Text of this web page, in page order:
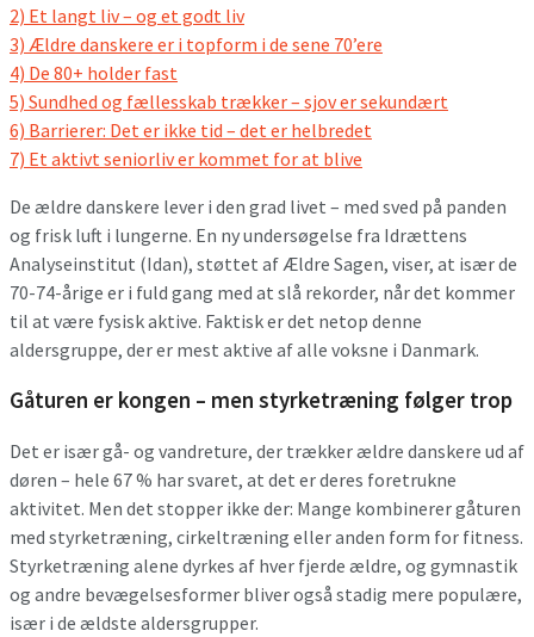
2) Et langt liv – og et godt liv
3) Ældre danskere er i topform i de sene 70’ere
4) De 80+ holder fast
5) Sundhed og fællesskab trækker – sjov er sekundært
6) Barrierer: Det er ikke tid – det er helbredet
7) Et aktivt seniorliv er kommet for at blive
De ældre danskere lever i den grad livet – med sved på panden
og frisk luft i lungerne. En ny undersøgelse fra Idrættens
Analyseinstitut (Idan), støttet af Ældre Sagen, viser, at især de
70-74-årige er i fuld gang med at slå rekorder, når det kommer
til at være fysisk aktive. Faktisk er det netop denne
aldersgruppe, der er mest aktive af alle voksne i Danmark.
Gåturen er kongen – men styrketræning følger trop
Det er især gå- og vandreture, der trækker ældre danskere ud af
døren – hele 67 % har svaret, at det er deres foretrukne
aktivitet. Men det stopper ikke der: Mange kombinerer gåturen
med styrketræning, cirkeltræning eller anden form for fitness.
Styrketræning alene dyrkes af hver fjerde ældre, og gymnastik
og andre bevægelsesformer bliver også stadig mere populære,
især i de ældste aldersgrupper.